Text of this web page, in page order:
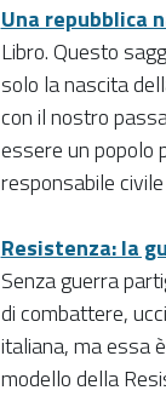
Una repubblica
Libro. Questo
solo la nascita
con il nostro
essere un popolo
responsabile
Resistenza: la
Senza guerra
di combattere,
italiana, ma essa
modello della